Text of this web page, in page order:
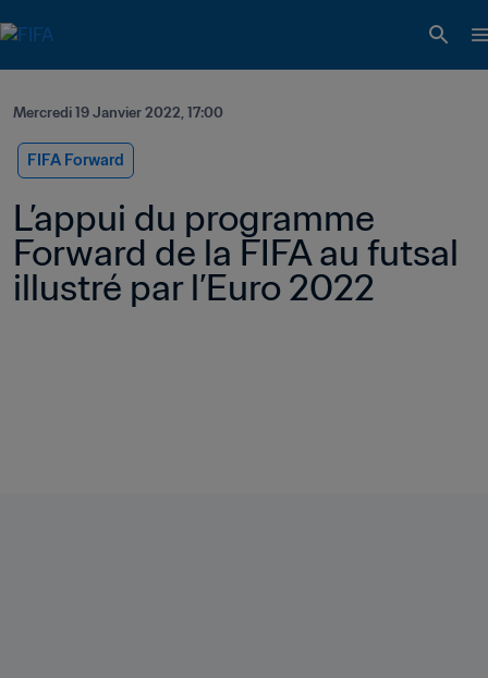
Mercredi 19 Janvier 2022, 17:00
FIFA Forward
L’appui du programme
Forward de la FIFA au futsal
illustré par l’Euro 2022